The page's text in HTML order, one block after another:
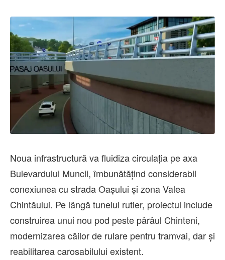
Noua infrastructură va fluidiza circulația pe axa
Bulevardului Muncii, îmbunătățind considerabil
conexiunea cu strada Oașului și zona Valea
Chintăului. Pe lângă tunelul rutier, proiectul include
construirea unui nou pod peste pârâul Chinteni,
modernizarea căilor de rulare pentru tramvai, dar și
reabilitarea carosabilului existent.